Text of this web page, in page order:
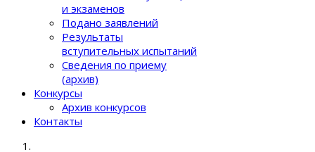
и экзаменов
Подано заявлений
Результаты
вступительных испытаний
Сведения по приему
(архив)
Конкурсы
Архив конкурсов
Контакты